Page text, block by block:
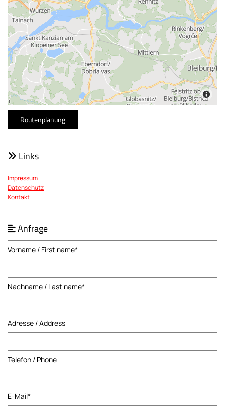
Routenplanung
 Links
Impressum
Datenschutz
Kontakt
 Anfrage
Vorname / First name*
Nachname / Last name*
Adresse / Address
Telefon / Phone
E-Mail*